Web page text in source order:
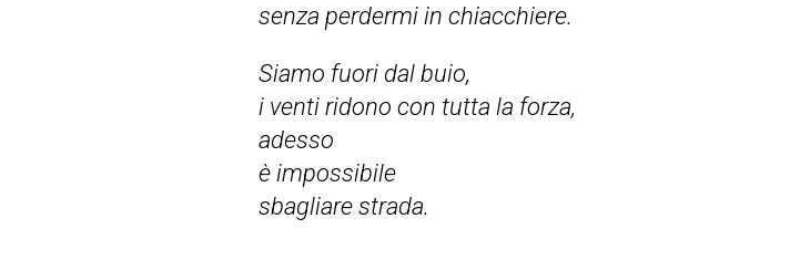
senza perdermi in chiacchiere.
Siamo fuori dal buio,
i venti ridono con tutta la forza,
adesso
è impossibile
sbagliare strada.